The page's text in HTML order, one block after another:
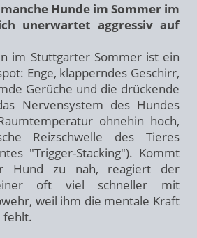
Hunde im Sommer im
unerwartet aggressiv auf
im Stuttgarter Sommer ist ein
Enge, klapperndes Geschirr,
Gerüche und die drückende
Nervensystem des Hundes
ohnehin hoch,
Reizschwelle des Tieres
"Trigger-Stacking"). Kommt
Hund zu nah, reagiert der
oft viel schneller mit
weil ihm die mentale Kraft
fehlt.